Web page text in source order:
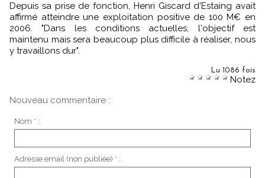
Depuis sa prise de fonction, Henri Giscard d'Estaing avait
affirmé atteindre une exploitation positive de 100 M€ en
2006. "Dans les conditions actuelles, l'objectif est
maintenu mais sera beaucoup plus difficile à réaliser, nous
y travaillons dur".
Lu 1086 fois
Notez
Nouveau commentaire :
Nom * :
Adresse email (non publiée) * :